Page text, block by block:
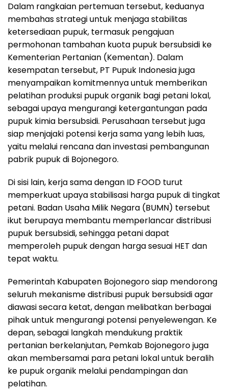
Dalam rangkaian pertemuan tersebut, keduanya
membahas strategi untuk menjaga stabilitas
ketersediaan pupuk, termasuk pengajuan
permohonan tambahan kuota pupuk bersubsidi ke
Kementerian Pertanian (Kementan). Dalam
kesempatan tersebut, PT Pupuk Indonesia juga
menyampaikan komitmennya untuk memberikan
pelatihan produksi pupuk organik bagi petani lokal,
sebagai upaya mengurangi ketergantungan pada
pupuk kimia bersubsidi. Perusahaan tersebut juga
siap menjajaki potensi kerja sama yang lebih luas,
yaitu melalui rencana dan investasi pembangunan
pabrik pupuk di Bojonegoro.
Di sisi lain, kerja sama dengan ID FOOD turut
memperkuat upaya stabilisasi harga pupuk di tingkat
petani. Badan Usaha Milik Negara (BUMN) tersebut
ikut berupaya membantu memperlancar distribusi
pupuk bersubsidi, sehingga petani dapat
memperoleh pupuk dengan harga sesuai HET dan
tepat waktu.
Pemerintah Kabupaten Bojonegoro siap mendorong
seluruh mekanisme distribusi pupuk bersubsidi agar
diawasi secara ketat, dengan melibatkan berbagai
pihak untuk mengurangi potensi penyelewengan. Ke
depan, sebagai langkah mendukung praktik
pertanian berkelanjutan, Pemkab Bojonegoro juga
akan membersamai para petani lokal untuk beralih
ke pupuk organik melalui pendampingan dan
pelatihan.